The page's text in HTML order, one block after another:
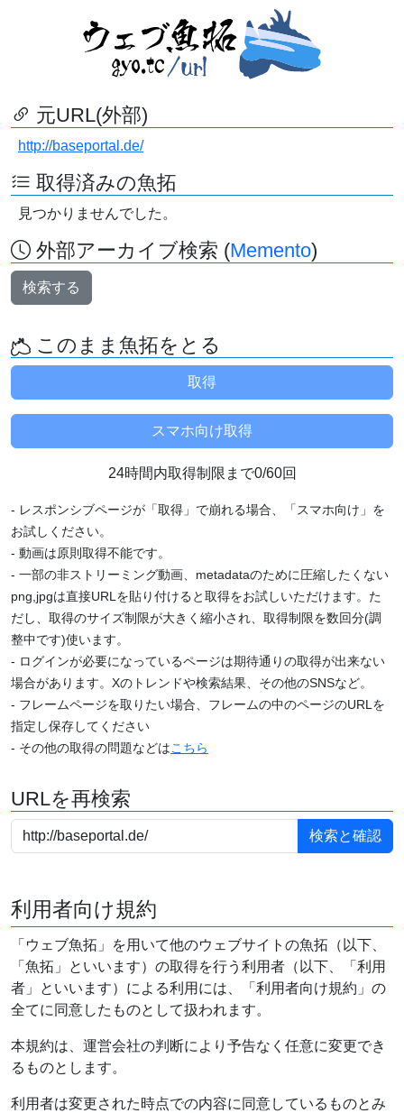
元URL(外部)
http://baseportal.de/
取得済みの魚拓
見つかりませんでした。
外部アーカイブ検索 (Memento)
検索する
このまま魚拓をとる
24時間内取得制限まで0/60回
- レスポンシブページが「取得」で崩れる場合、「スマホ向け」を
お試しください。
- 動画は原則取得不能です。
- 一部の非ストリーミング動画、metadataのために圧縮したくない
png,jpgは直接URLを貼り付けると取得をお試しいただけます。た
だし、取得のサイズ制限が大きく縮小され、取得制限を数回分(調
整中です)使います。
- ログインが必要になっているページは期待通りの取得が出来ない
場合があります。Xのトレンドや検索結果、その他のSNSなど。
- フレームページを取りたい場合、フレームの中のページのURLを
指定し保存してください
- その他の取得の問題などはこちら
URLを再検索
利用者向け規約
「ウェブ魚拓」を用いて他のウェブサイトの魚拓（以下、
「魚拓」といいます）の取得を行う利用者（以下、「利用
者」といいます）による利用には、「利用者向け規約」の
全てに同意したものとして扱われます。
本規約は、運営会社の判断により予告なく任意に変更でき
るものとします。
利用者は変更された時点での内容に同意しているものとみ